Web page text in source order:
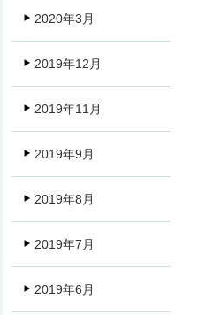
2020年3月
2019年12月
2019年11月
2019年9月
2019年8月
2019年7月
2019年6月